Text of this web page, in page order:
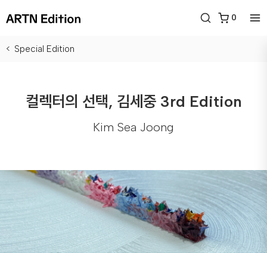
0
Special Edition
컬렉터의 선택, 김세중 3rd Edition
Kim Sea Joong